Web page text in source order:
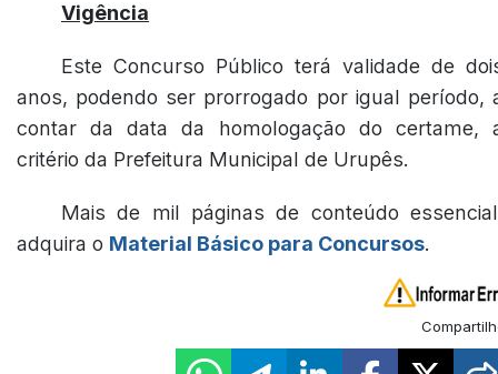
Vigência
Este Concurso Público terá validade de
anos, podendo ser prorrogado por igual período,
contar da data da homologação do certame,
critério da Prefeitura Municipal de Urupês.
Mais de mil páginas de conteúdo
adquira o Material Básico para Concursos.